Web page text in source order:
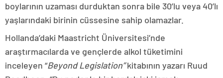
boylarının uzaması durduktan sonra bile 30’lu veya 40’lı
yaşlarındaki birinin cüssesine sahip olamazlar.
Hollanda’daki Maastricht Üniversitesi’nde
araştırmacılarda ve gençlerde alkol tüketimini
inceleyen “Beyond Legislation”kitabının yazarı Ruud